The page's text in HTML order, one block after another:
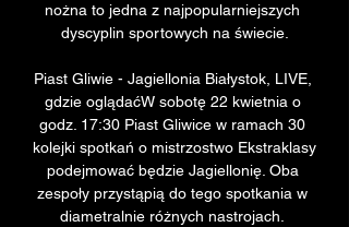
nożna to jedna z najpopularniejszych
dyscyplin sportowych na świecie.
Piast Gliwie - Jagiellonia Białystok, LIVE,
gdzie oglądaćW sobotę 22 kwietnia o
godz. 17:30 Piast Gliwice w ramach 30
kolejki spotkań o mistrzostwo Ekstraklasy
podejmować będzie Jagiellonię. Oba
zespoły przystąpią do tego spotkania w
diametralnie różnych nastrojach.